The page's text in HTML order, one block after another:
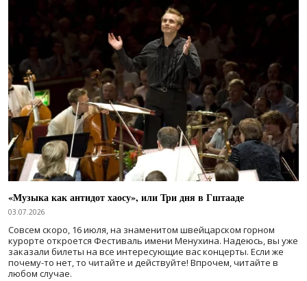
«Музыка как антидот хаосу», или Три дня в Гштааде
03.07.2026
Совсем скоро, 16 июля, на знаменитом швейцарском горном
курорте откроется Фестиваль имени Менухина. Надеюсь, вы уже
заказали билеты на все интересующие вас концерты. Если же
почему-то нет, то читайте и действуйте! Впрочем, читайте в
любом случае.